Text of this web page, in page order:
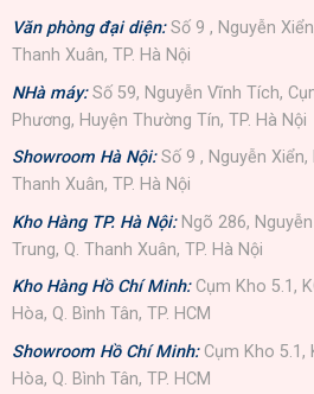
Văn phòng đại diện:Số 9 , Nguyễn
Thanh Xuân, TP. Hà Nội
NHà máy: Số 59, Nguyễn Vĩnh Tích,
Phương, Huyện Thường Tín, TP. Hà Nội
Showroom Hà Nội: Số 9 , Nguyễn Xiển,
Thanh Xuân, TP. Hà Nội
Kho Hàng TP. Hà Nội: Ngõ 286,
Trung, Q. Thanh Xuân, TP. Hà Nội
Kho Hàng Hồ Chí Minh: Cụm Kho 5.1,
Hòa, Q. Bình Tân, TP. HCM
Showroom Hồ Chí Minh: Cụm Kho 5.1,
Hòa, Q. Bình Tân, TP. HCM